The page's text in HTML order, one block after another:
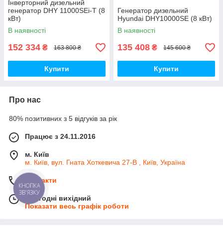
Інверторний дизельний
генератор DHY 11000SEi-T (8
кВт)
В наявності
152 334 ₴ 163 800 ₴
Купити
Генератор дизельний
Hyundai DHY10000SE (8 кВт)
В наявності
135 408 ₴ 145 600 ₴
Купити
Про нас
80% позитивних з 5 відгуків за рік
Працює з 24.11.2016
м. Київ
м. Київ, вул. Гната Хоткевича 27-В , Київ, Україна
Контакти
Сьогодні вихідний
Показати весь графік роботи
КНОПКА
ЗВ'ЯЗКУ